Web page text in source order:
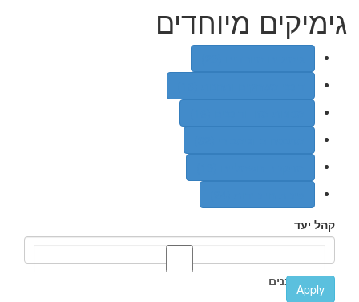
גימיקים מיוחדים
קהל יעד
אבות ובנים
Apply